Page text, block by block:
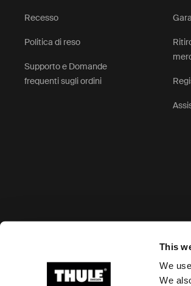
This
We
We
Recesso
Politica di reso
Supporto e Domande
frequenti sugli ordini